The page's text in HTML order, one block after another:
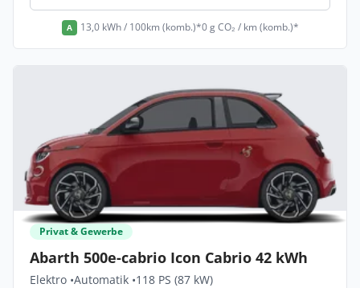
A 13,0 kWh / 100km (komb.)*0 g CO₂ / km (komb.)*
Privat & Gewerbe
Abarth 500e-cabrio Icon Cabrio 42 kWh
Elektro •Automatik •118 PS (87 kW)